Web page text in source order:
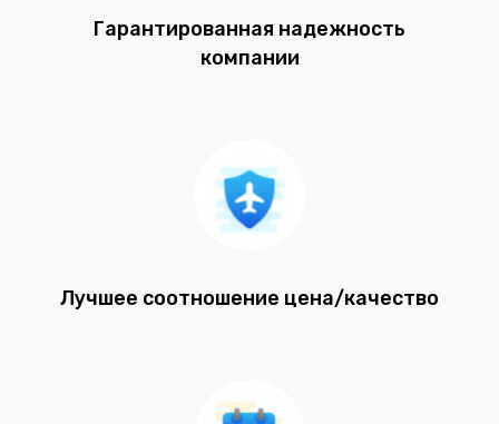
Гарантированная надежность
компании
Лучшее соотношение цена/качество